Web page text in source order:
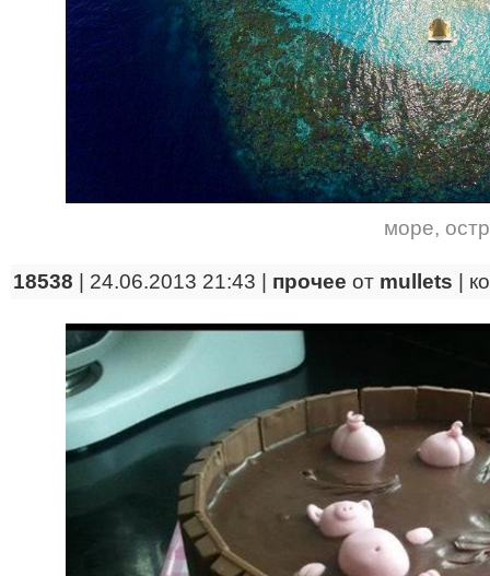
море,
18538 | 24.06.2013 21:43 | прочее от mullets